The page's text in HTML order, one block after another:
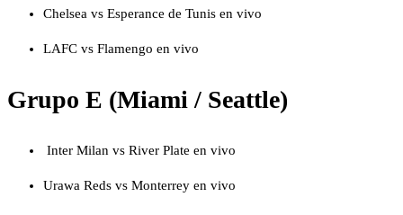
Chelsea vs Esperance de Tunis en vivo
LAFC vs Flamengo en vivo
Grupo E (Miami / Seattle)
Inter Milan vs River Plate en vivo
Urawa Reds vs Monterrey en vivo